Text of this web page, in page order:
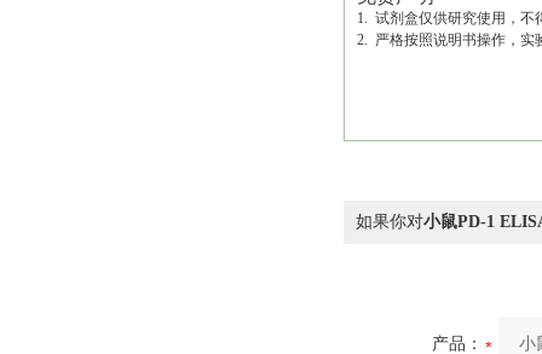
1. 试剂盒仅供研究使用，不
2. 严格按照说明书操作，实
如果你对小鼠PD-1
产品：